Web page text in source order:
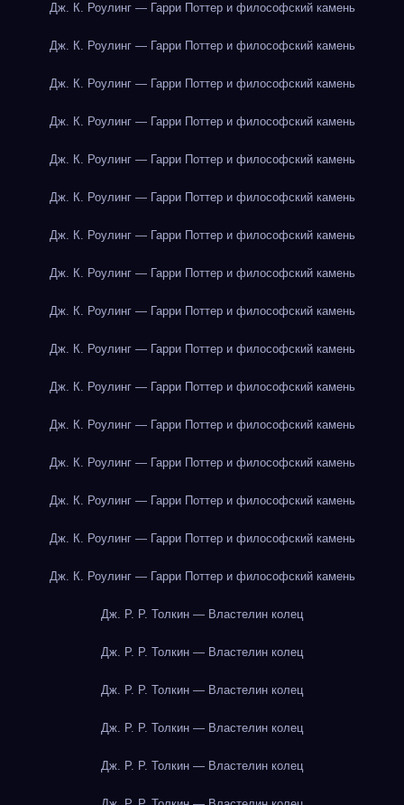
Дж. К. Роулинг — Гарри Поттер и философский камень
Дж. К. Роулинг — Гарри Поттер и философский камень
Дж. К. Роулинг — Гарри Поттер и философский камень
Дж. К. Роулинг — Гарри Поттер и философский камень
Дж. К. Роулинг — Гарри Поттер и философский камень
Дж. К. Роулинг — Гарри Поттер и философский камень
Дж. К. Роулинг — Гарри Поттер и философский камень
Дж. К. Роулинг — Гарри Поттер и философский камень
Дж. К. Роулинг — Гарри Поттер и философский камень
Дж. К. Роулинг — Гарри Поттер и философский камень
Дж. К. Роулинг — Гарри Поттер и философский камень
Дж. К. Роулинг — Гарри Поттер и философский камень
Дж. К. Роулинг — Гарри Поттер и философский камень
Дж. К. Роулинг — Гарри Поттер и философский камень
Дж. К. Роулинг — Гарри Поттер и философский камень
Дж. К. Роулинг — Гарри Поттер и философский камень
Дж. Р. Р. Толкин — Властелин колец
Дж. Р. Р. Толкин — Властелин колец
Дж. Р. Р. Толкин — Властелин колец
Дж. Р. Р. Толкин — Властелин колец
Дж. Р. Р. Толкин — Властелин колец